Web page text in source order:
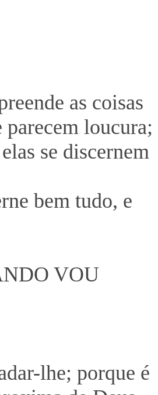
as coisas
loucura;
se discernem
bem tudo, e
VOU
lhe; porque é